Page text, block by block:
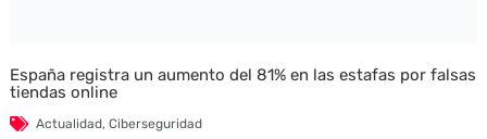
España registra un aumento del 81% en las estafas por falsas
tiendas online
Actualidad, Ciberseguridad